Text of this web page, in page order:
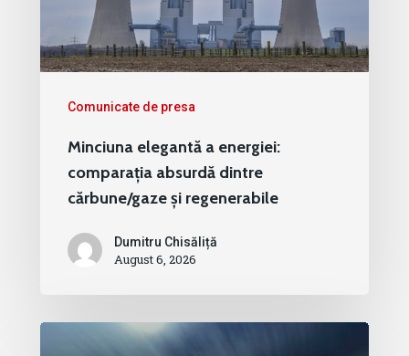
Comunicate de presa
Minciuna elegantă a energiei:
comparația absurdă dintre
cărbune/gaze și regenerabile
Dumitru Chisăliță
August 6, 2026